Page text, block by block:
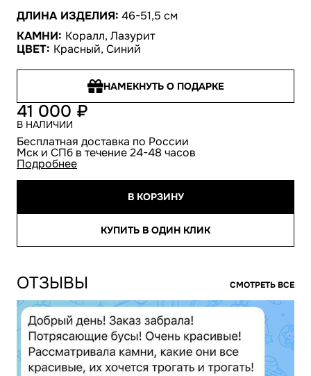
ДЛИНА ИЗДЕЛИЯ: 46-51,5 см
КАМНИ: Коралл, Лазурит
ЦВЕТ: Красный, Синий
НАМЕКНУТЬ О ПОДАРКЕ
41 000
В НАЛИЧИИ
Бесплатная доставка по России
Мск и СПб в течение 24-48 часов
Подробнее
В КОРЗИНУ
КУПИТЬ В ОДИН КЛИК
ОТЗЫВЫ СМОТРЕТЬ ВСЕ